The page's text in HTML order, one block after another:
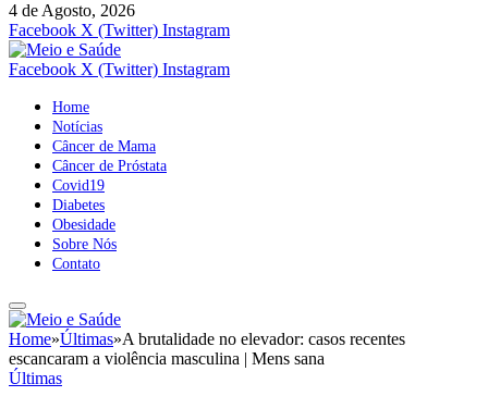
4 de Agosto, 2026
Facebook X (Twitter) Instagram
Facebook X (Twitter) Instagram
Home
Notícias
Câncer de Mama
Câncer de Próstata
Covid19
Diabetes
Obesidade
Sobre Nós
Contato
Home»Últimas»A brutalidade no elevador: casos recentes
escancaram a violência masculina | Mens sana
Últimas